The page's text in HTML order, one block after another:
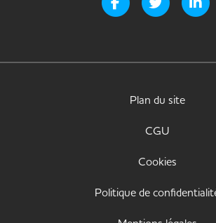
Plan du site
CGU
Cookies
Politique de